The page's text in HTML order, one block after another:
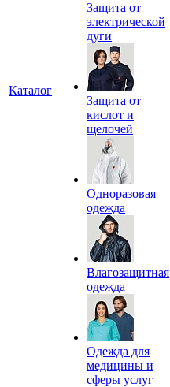
Каталог
Защита от
электрической
дуги
Защита от
кислот и
щелочей
Одноразовая
одежда
Влагозащитная
одежда
Одежда для
медицины и
сферы услуг